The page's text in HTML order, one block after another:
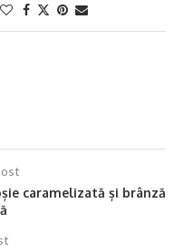
caramelizată și brânză